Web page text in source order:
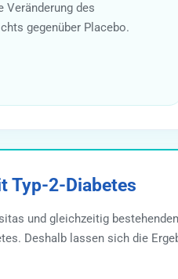
Veränderung des
gegenüber Placebo.
Typ-2-Diabetes
und gleichzeitig
Deshalb lassen sich die